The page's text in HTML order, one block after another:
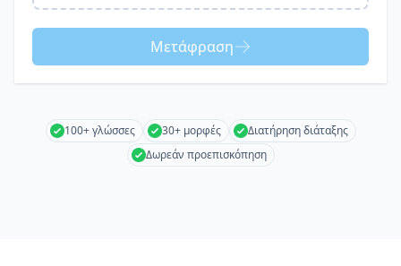
Μετάφραση
100+ γλώσσες 30+ μορφές
Διατήρηση διάταξης
Δωρεάν προεπισκόπηση